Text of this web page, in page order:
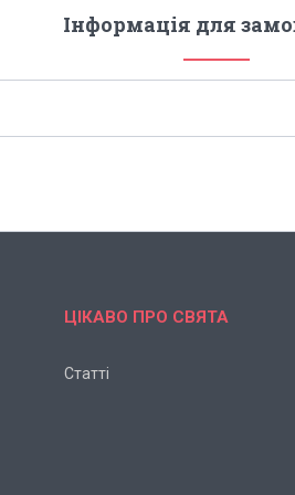
Інформація для
ЦІКАВО ПРО СВЯТА
Статті